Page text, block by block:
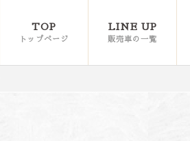
TOP
トップページ
LINE UP
販売車の一覧